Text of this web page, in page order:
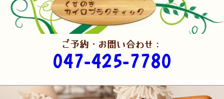
ご予約・お問い合わせ：
047-425-7780